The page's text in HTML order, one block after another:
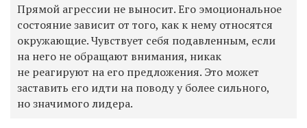
Прямой агрессии не выносит. Его эмоциональное
состояние зависит от того, как к нему относятся
окружающие. Чувствует себя подавленным, если
на него не обращают внимания, никак
не реагируют на его предложения. Это может
заставить его идти на поводу у более сильного,
но значимого лидера.